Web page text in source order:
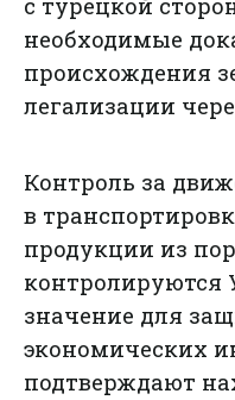
с турецкой
необходимые
происхождения
легализации
Контроль за
в
продукции из
контролируются
значение для
экономических
подтверждают